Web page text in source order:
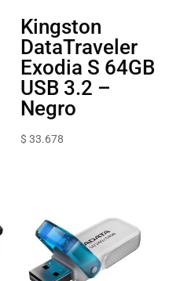
Kingston
DataTraveler
Exodia S 64GB
USB 3.2 –
Negro
$ 33.678